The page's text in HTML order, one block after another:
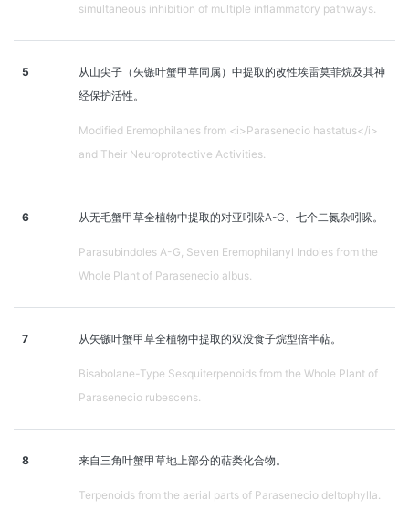
simultaneous inhibition of multiple inflammatory pathways.
5
从山尖子（矢镞叶蟹甲草同属）中提取的改性埃雷莫菲烷及其神
经保护活性。
Modified Eremophilanes from <i>Parasenecio hastatus</i>
and Their Neuroprotective Activities.
6 从无毛蟹甲草全植物中提取的对亚吲哚A-G、七个二氮杂吲哚。
Parasubindoles A-G, Seven Eremophilanyl Indoles from the
Whole Plant of Parasenecio albus.
7 从矢镞叶蟹甲草全植物中提取的双没食子烷型倍半萜。
Bisabolane-Type Sesquiterpenoids from the Whole Plant of
Parasenecio rubescens.
8 来自三角叶蟹甲草地上部分的萜类化合物。
Terpenoids from the aerial parts of Parasenecio deltophylla.